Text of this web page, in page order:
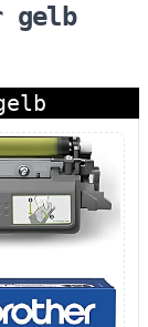
gelb